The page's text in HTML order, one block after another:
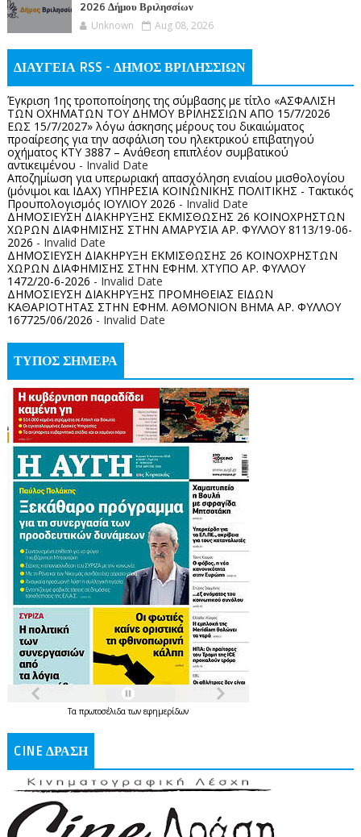
2026 Δήμου Βριλησσίων
Unknown Aug 08, 2026
ΔΙΑΥΓΕΙΑ RSS - ΔΗΜΟΣ ΒΡΙΛΗΣΣΙΩΝ
Έγκριση 1ης τροποποίησης της σύμβασης με τίτλο «ΑΣΦΑΛΙΣΗ
ΤΩΝ ΟΧΗΜΑΤΩΝ ΤΟΥ ΔΗΜΟΥ ΒΡΙΛΗΣΣΙΩΝ ΑΠΟ 15/7/2026
ΕΩΣ 15/7/2027» λόγω άσκησης μέρους του δικαιώματος
προαίρεσης για την ασφάλιση του ηλεκτρικού επιβατηγού
οχήματος ΚΤΥ 3887 – Ανάθεση επιπλέον συμβατικού
αντικειμένου - Invalid Date
Αποζημίωση για υπερωριακή απασχόληση ενιαίου μισθολογίου
(μόνιμοι και ΙΔΑΧ) ΥΠΗΡΕΣΙΑ ΚΟΙΝΩΝΙΚΗΣ ΠΟΛΙΤΙΚΗΣ - Τακτικός
Προυπολογισμός ΙΟΥΛΙΟΥ 2026 - Invalid Date
ΔΗΜΟΣΙΕΥΣΗ ΔΙΑΚΗΡΥΞΗΣ ΕΚΜΙΣΘΩΣΗΣ 26 ΚΟΙΝΟΧΡΗΣΤΩΝ
ΧΩΡΩΝ ΔΙΑΦΗΜΙΣΗΣ ΣΤΗΝ ΑΜΑΡΥΣΙΑ ΑΡ. ΦΥΛΛΟΥ 8113/19-06-
2026 - Invalid Date
ΔΗΜΟΣΙΕΥΣΗ ΔΙΑΚΗΡΥΞΗ ΕΚΜΙΣΘΩΣΗΣ 26 ΚΟΙΝΟΧΡΗΣΤΩΝ
ΧΩΡΩΝ ΔΙΑΦΗΜΙΣΗΣ ΣΤΗΝ ΕΦΗΜ. ΧΤΥΠΟ ΑΡ. ΦΥΛΛΟΥ
1472/20-6-2026 - Invalid Date
ΔΗΜΟΣΙΕΥΣΗ ΔΙΑΚΗΡΥΞΗΣ ΠΡΟΜΗΘΕΙΑΣ ΕΙΔΩΝ
ΚΑΘΑΡΙΟΤΗΤΑΣ ΣΤΗΝ ΕΦΗΜ. ΑΘΜΟΝΙΟΝ ΒΗΜΑ ΑΡ. ΦΥΛΛΟΥ
167725/06/2026 - Invalid Date
ΤΥΠΟΣ ΣΗΜΕΡΑ
Τα πρωτοσέλιδατων εφημερίδων
CINE ΔΡΑΣΗ